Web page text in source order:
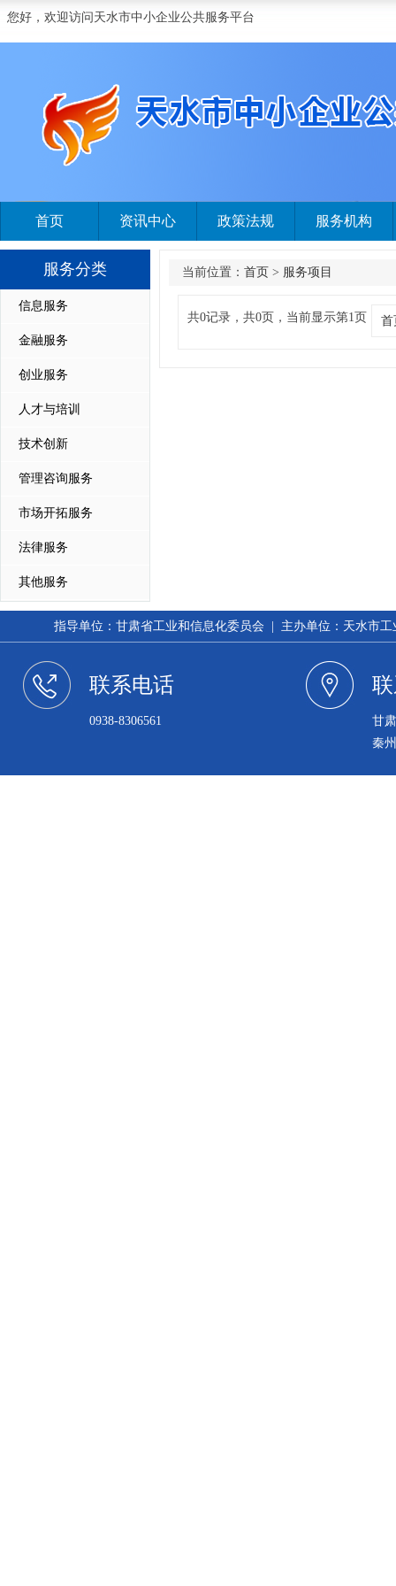
您好，欢迎访问天水市中小企业公共服务平台
首页 资讯中心 政策法规 服务机构
服务分类
信息服务
金融服务
创业服务
人才与培训
技术创新
管理咨询服务
市场开拓服务
法律服务
其他服务
当前位置： 首页 > 服务项目
共0记录，共0页，当前显示第1页 首
指导单位：甘肃省工业和信息化委员会 | 主办单位：天水市
联系电话
0938-8306561
甘
秦